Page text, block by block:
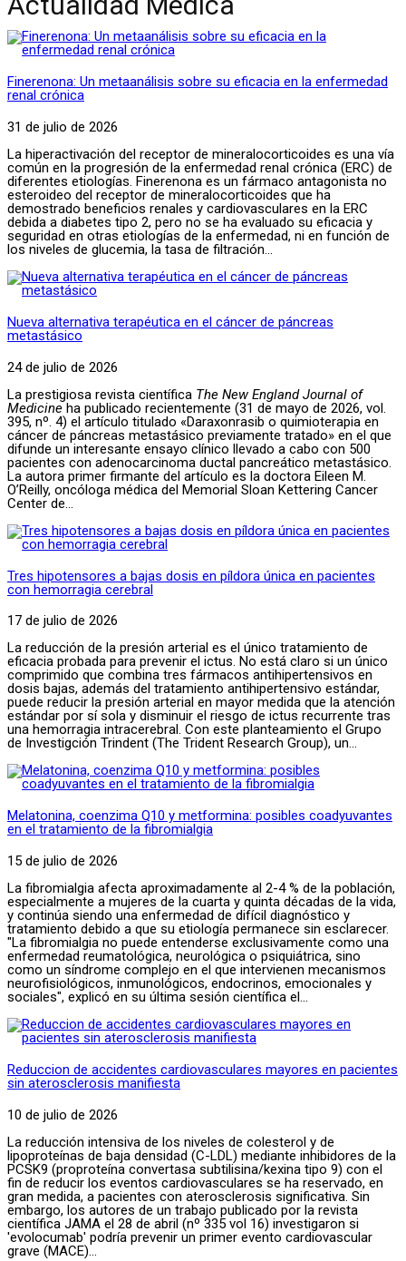
Finerenona: Un metaanálisis sobre su eficacia en la enfermedad
renal crónica
31 de julio de 2026
La hiperactivación del receptor de mineralocorticoides es una vía
común en la progresión de la enfermedad renal crónica (ERC) de
diferentes etiologías. Finerenona es un fármaco antagonista no
esteroideo del receptor de mineralocorticoides que ha
demostrado beneficios renales y cardiovasculares en la ERC
debida a diabetes tipo 2, pero no se ha evaluado su eficacia y
seguridad en otras etiologías de la enfermedad, ni en función de
los niveles de glucemia, la tasa de filtración...
Nueva alternativa terapéutica en el cáncer de páncreas
metastásico
24 de julio de 2026
La prestigiosa revista científica The New England Journal of
Medicine ha publicado recientemente (31 de mayo de 2026, vol.
395, nº. 4) el artículo titulado «Daraxonrasib o quimioterapia en
cáncer de páncreas metastásico previamente tratado» en el que
difunde un interesante ensayo clínico llevado a cabo con 500
pacientes con adenocarcinoma ductal pancreático metastásico.
La autora primer firmante del artículo es la doctora Eileen M.
O’Reilly, oncóloga médica del Memorial Sloan Kettering Cancer
Center de...
Tres hipotensores a bajas dosis en píldora única en pacientes
con hemorragia cerebral
17 de julio de 2026
La reducción de la presión arterial es el único tratamiento de
eficacia probada para prevenir el ictus. No está claro si un único
comprimido que combina tres fármacos antihipertensivos en
dosis bajas, además del tratamiento antihipertensivo estándar,
puede reducir la presión arterial en mayor medida que la atención
estándar por sí sola y disminuir el riesgo de ictus recurrente tras
una hemorragia intracerebral. Con este planteamiento el Grupo
de Investigción Trindent (The Trident Research Group), un...
Melatonina, coenzima Q10 y metformina: posibles coadyuvantes
en el tratamiento de la fibromialgia
15 de julio de 2026
La fibromialgia afecta aproximadamente al 2-4 % de la población,
especialmente a mujeres de la cuarta y quinta décadas de la vida,
y continúa siendo una enfermedad de difícil diagnóstico y
tratamiento debido a que su etiología permanece sin esclarecer.
"La fibromialgia no puede entenderse exclusivamente como una
enfermedad reumatológica, neurológica o psiquiátrica, sino
como un síndrome complejo en el que intervienen mecanismos
neurofisiológicos, inmunológicos, endocrinos, emocionales y
sociales", explicó en su última sesión científica el...
Reduccion de accidentes cardiovasculares mayores en pacientes
sin aterosclerosis manifiesta
10 de julio de 2026
La reducción intensiva de los niveles de colesterol y de
lipoproteínas de baja densidad (C-LDL) mediante inhibidores de la
PCSK9 (proproteína convertasa subtilisina/kexina tipo 9) con el
fin de reducir los eventos cardiovasculares se ha reservado, en
gran medida, a pacientes con aterosclerosis significativa. Sin
embargo, los autores de un trabajo publicado por la revista
científica JAMA el 28 de abril (nº 335 vol 16) investigaron si
'evolocumab' podría prevenir un primer evento cardiovascular
grave (MACE)...